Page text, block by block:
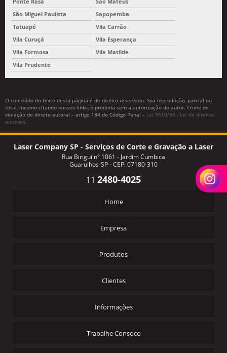
São Miguel Paulista
Sapopemba
Tatuapé
Vila Carrão
Vila Curuçá
Vila Esperança
Vila Formosa
Vila Matilde
Vila Prudente
O conteúdo do texto desta página é de direito reservado. Sua reprodução, parcial ou
total, mesmo citando nossos links, é proibida sem a autorização do autor. Crime de
violação de direito autoral – artigo 184 do Código Penal – Lei 9610/98 - Lei de direitos
autorais.
Laser Company SP - Serviços de Corte e Gravação a Laser
Rua Birigui n° 1061 - Jardim Cumbica
Guarulhos-SP - CEP: 07180-310
11 2480-4025
Home
Empresa
Produtos
Clientes
Informações
Trabalhe Consoco